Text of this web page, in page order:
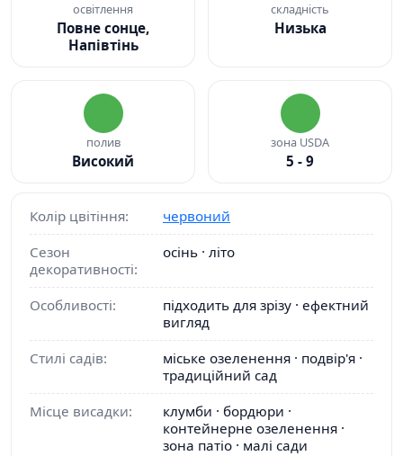
освітлення
Повне сонце,
Напівтінь
складність
Низька
полив
Високий
зона USDA
5 - 9
Колір цвітіння:
червоний
Сезон
декоративності:
осінь · літо
Особливості:
підходить для зрізу · ефектний
вигляд
Стилі садів:
міське озеленення · подвір'я ·
традиційний сад
Місце висадки:
клумби · бордюри ·
контейнерне озеленення ·
зона патіо · малі сади